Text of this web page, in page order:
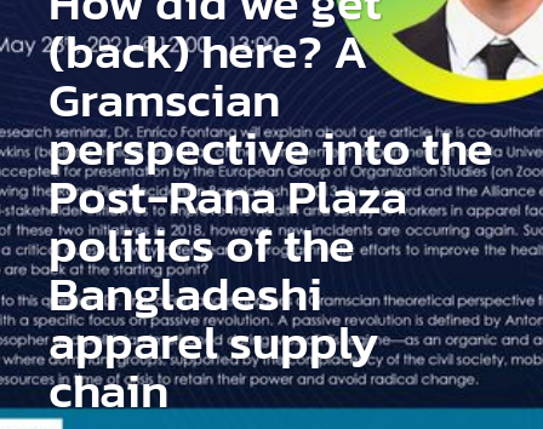
(back) here? A
Gramscian
perspective into the
Post-Rana Plaza
politics of the
Bangladeshi
apparel supply
chain